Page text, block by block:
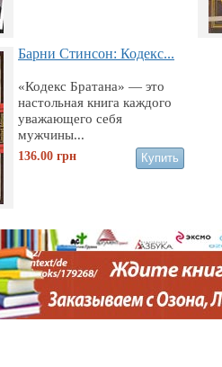
Барни Стинсон: Кодекс...
«Кодекс Братана» — это
настольная книга каждого
уважающего себя
мужчины...
136.00 грн